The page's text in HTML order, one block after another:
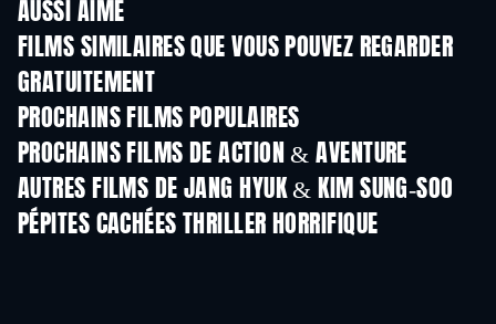
AUSSI AIMÉ
FILMS SIMILAIRES QUE VOUS POUVEZ REGARDER
GRATUITEMENT
PROCHAINS FILMS POPULAIRES
PROCHAINS FILMS DE ACTION & AVENTURE
AUTRES FILMS DE JANG HYUK & KIM SUNG-SOO
PÉPITES CACHÉES THRILLER HORRIFIQUE